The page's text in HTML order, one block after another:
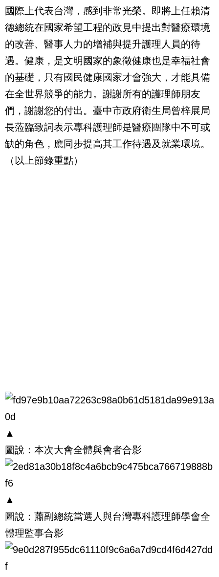
國際上代表台灣，感到非常光榮。即將上任賴清
德總統在國家希望工程的政見中提出對醫療環境
的改善、醫事人力的增補與提升護理人員的待
遇。健康，是文明國家的象徵健康也是幸福社會
的基礎，只有國民健康國家才會強大，才能具備
在全世界競爭的能力。謝謝所有的護理師朋友
們，謝謝您的付出。臺中市政府衛生局曾梓展局
長蒞臨致詞表示專科護理師是醫療團隊中不可或
缺的角色，應同步提高其工作待遇及就業環境。
（以上節錄重點）
▲
圖說：本次大會全體與會者合影
▲
圖說：蕭副總統當選人與台灣專科護理師學會全
體理監事合影